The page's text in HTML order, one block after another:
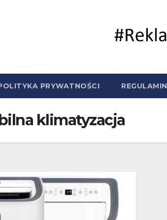
PRYWATNOŚCI REGULAMIN
klimatyzacja